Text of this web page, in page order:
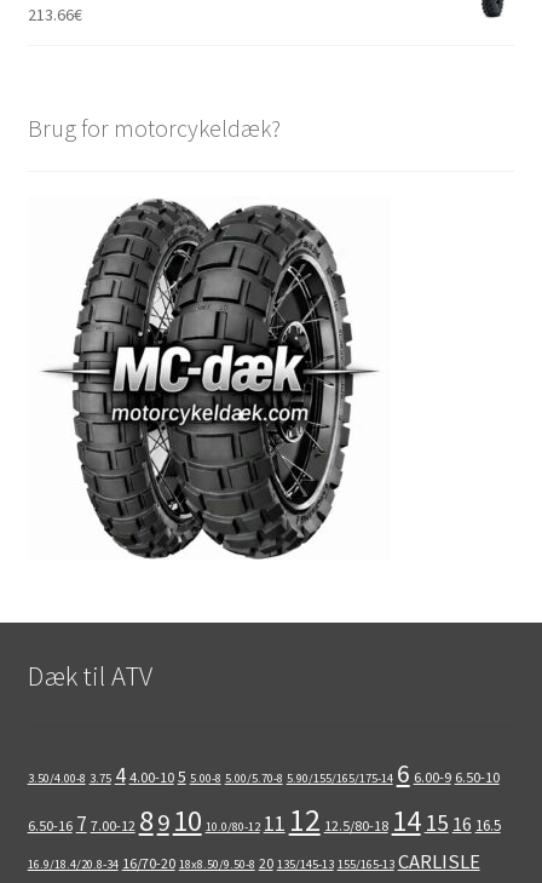
213.66€
Brug for motorcykeldæk?
Dæk til ATV
3.50/4.00-8 3.75 4 4.00-10 5 5.00-8 5.00/5.70-8 5.90/155/165/175-14 6 6.00-9 6.50-10
6.50-16 7 7.00-12 89 10 10.0/80-12 11 12 12.5/80-18 14 15 16 16.5
16.9/18.4/20.8-34 16/70-20 18x8.50/9.50-8 20 135/145-13 155/165-13 CARLISLE